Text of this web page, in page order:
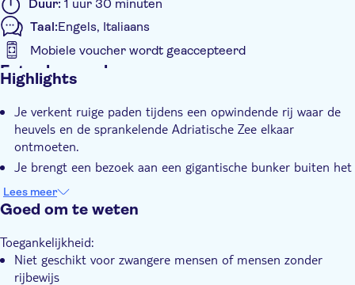
Optie 8: Middagtour quad enkel in het Italiaans
Duur: 1 uur 30 minuten
Taal:Engels, Italiaans
Mobiele voucher wordt geaccepteerd
Extra kenmerken
Tour met gids
E-Voucher
Transport inbegrepen
Highlights
Je verkent ruige paden tijdens een opwindende rij waar de
heuvels en de sprankelende Adriatische Zee elkaar
ontmoeten.
Je brengt een bezoek aan een gigantische bunker buiten het
in de intrigerende geschiedenis vanaf Albanië
over de kustlijn vanaf verhoogde uitkijkpunten langs de
route
De ervaring is inclusief volledige veiligheidsuitrusting en
Lees meer
Goed om te weten
Toegankelijkheid:
Niet geschikt voor zwangere mensen of mensen zonder
rijbewijs